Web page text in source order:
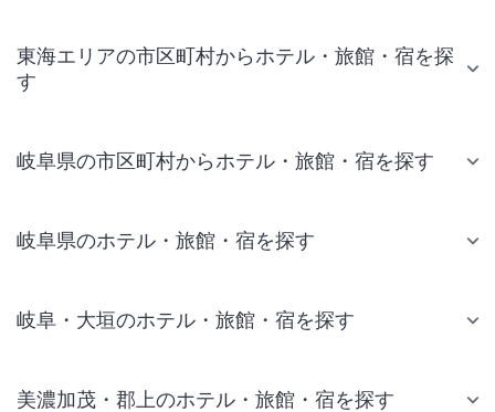
東海エリアの市区町村からホテル・旅館・宿を探
す
岐阜県の市区町村からホテル・旅館・宿を探す
岐阜県のホテル・旅館・宿を探す
岐阜・大垣のホテル・旅館・宿を探す
美濃加茂・郡上のホテル・旅館・宿を探す